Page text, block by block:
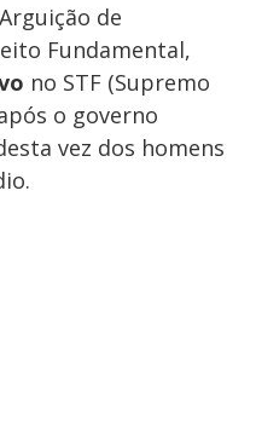
de
Fundamental,
no STF (Supremo
o governo
vez dos homens